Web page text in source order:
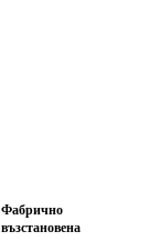
Фабрично
възстановена